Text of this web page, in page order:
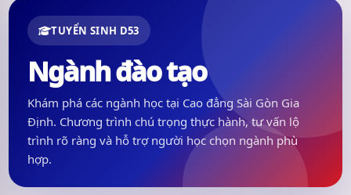
TUYỂN SINH D53
Ngành đào tạo
Khám phá các ngành học tại Cao đẳng Sài Gòn Gia
Định. Chương trình chú trọng thực hành, tư vấn lộ
trình rõ ràng và hỗ trợ người học chọn ngành phù
hợp.